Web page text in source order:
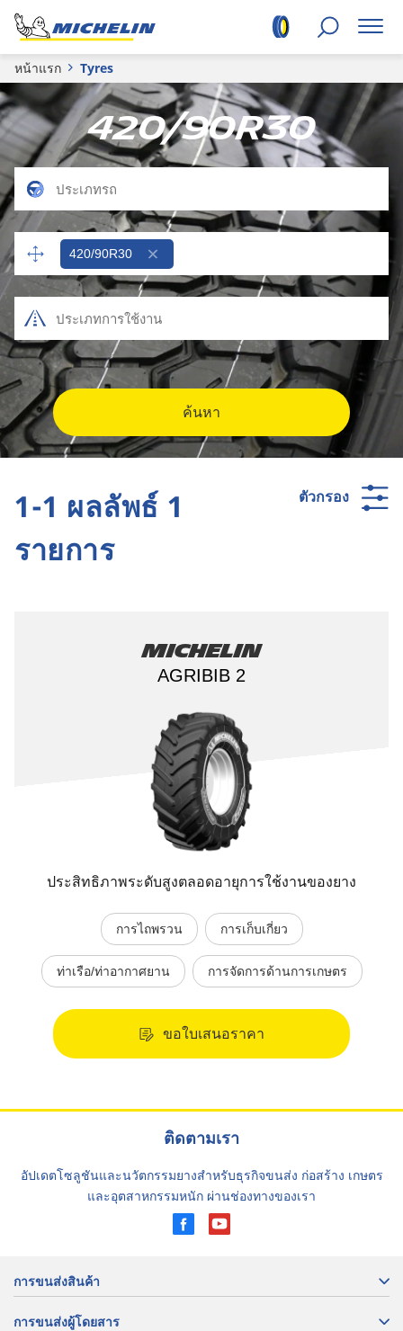
หน้าแรก Tyres
420/90R30
420/90R30
ค้นหา
ตัวกรอง
1-1 ผลลัพธ์ 1
รายการ
Michelin
AGRIBIB 2
ประสิทธิภาพระดับสูงตลอดอายุการใช้งานของยาง
การไถพรวน การเก็บเกี่ยว
ท่าเรือ/ท่าอากาศยาน การจัดการด้านการเกษตร
ขอใบเสนอราคา
ติดตามเรา
อัปเดตโซลูชันและนวัตกรรมยางสำหรับธุรกิจขนส่ง ก่อสร้าง เกษตร
และอุตสาหกรรมหนัก ผ่านช่องทางของเรา
การขนส่งสินค้า
การขนส่งผู้โดยสาร